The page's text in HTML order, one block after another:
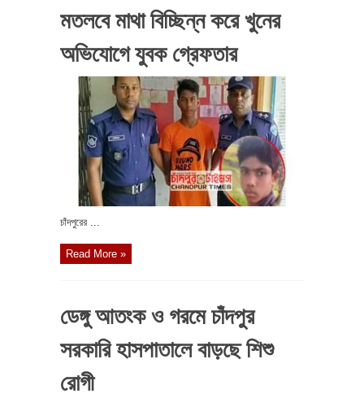
মতলবে মাথা বিচ্ছিন্ন করে খুনের
অভিযোগে যুবক গ্রেফতার
চাঁদপুরের ...
Read More »
ডেঙ্গু আতংক ও গরমে চাঁদপুর
সরকারি হাসপাতালে বাড়ছে শিশু
রোগী